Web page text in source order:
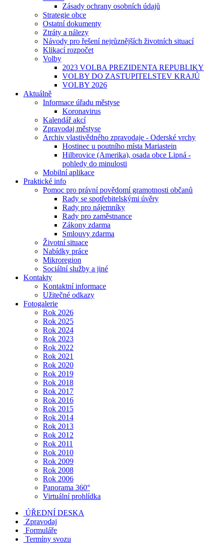
Zásady ochrany osobních údajů
Strategie obce
Ostatní dokumenty
Ztráty a nálezy
Návody pro řešení nejrůznějších životních situací
Klikací rozpočet
Volby
2023 VOLBA PREZIDENTA REPUBLIKY
VOLBY DO ZASTUPITELSTEV KRAJŮ
VOLBY 2026
Aktuálně
Informace úřadu městyse
Koronavirus
Kalendář akcí
Zpravodaj městyse
Archiv vlastivědného zpravodaje - Oderské vrchy
Hostinec u poutního místa Mariastein
Hilbrovice (Amerika), osada obce Lipná -
pohledy do minulosti
Mobilní aplikace
Praktické info
Pomoc pro právní povědomí gramotnosti občanů
Rady se spotřebitelskými úvěry
Rady pro nájemníky
Rady pro zaměstnance
Zákony zdarma
Smlouvy zdarma
Životní situace
Nabídky práce
Mikroregion
Sociální služby a jiné
Kontakty
Kontaktní informace
Užitečné odkazy
Fotogalerie
Rok 2026
Rok 2025
Rok 2024
Rok 2023
Rok 2022
Rok 2021
Rok 2020
Rok 2019
Rok 2018
Rok 2017
Rok 2016
Rok 2015
Rok 2014
Rok 2013
Rok 2012
Rok 2011
Rok 2010
Rok 2009
Rok 2008
Rok 2006
Panorama 360°
Virtuální prohlídka
ÚŘEDNÍ DESKA
Zpravodaj
Formuláře
Termíny svozu